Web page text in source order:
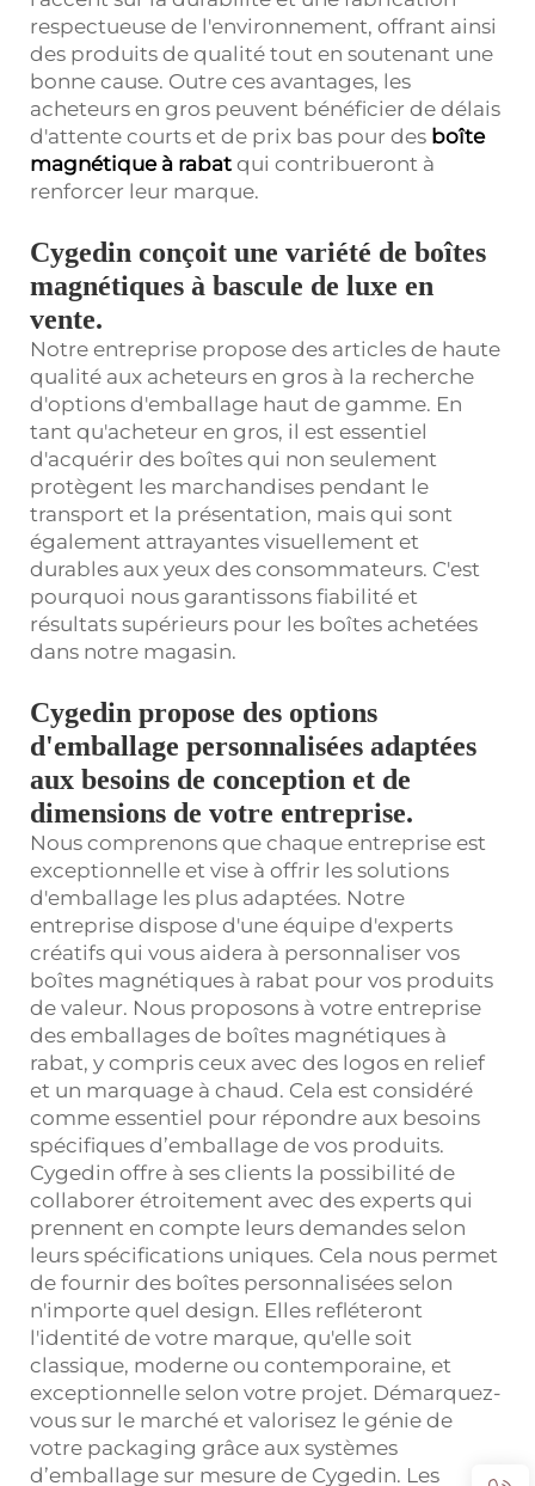
respectueuse de l'environnement, offrant ainsi
des produits de qualité tout en soutenant une
bonne cause. Outre ces avantages, les
acheteurs en gros peuvent bénéficier de délais
d'attente courts et de prix bas pour des boîte
magnétique à rabat qui contribueront à
renforcer leur marque.
Cygedin conçoit une variété de boîtes
magnétiques à bascule de luxe en
vente.
Notre entreprise propose des articles de haute
qualité aux acheteurs en gros à la recherche
d'options d'emballage haut de gamme. En
tant qu'acheteur en gros, il est essentiel
d'acquérir des boîtes qui non seulement
protègent les marchandises pendant le
transport et la présentation, mais qui sont
également attrayantes visuellement et
durables aux yeux des consommateurs. C'est
pourquoi nous garantissons fiabilité et
résultats supérieurs pour les boîtes achetées
dans notre magasin.
Cygedin propose des options
d'emballage personnalisées adaptées
aux besoins de conception et de
dimensions de votre entreprise.
Nous comprenons que chaque entreprise est
exceptionnelle et vise à offrir les solutions
d'emballage les plus adaptées. Notre
entreprise dispose d'une équipe d'experts
créatifs qui vous aidera à personnaliser vos
boîtes magnétiques à rabat pour vos produits
de valeur. Nous proposons à votre entreprise
des emballages de boîtes magnétiques à
rabat, y compris ceux avec des logos en relief
et un marquage à chaud. Cela est considéré
comme essentiel pour répondre aux besoins
spécifiques d’emballage de vos produits.
Cygedin offre à ses clients la possibilité de
collaborer étroitement avec des experts qui
prennent en compte leurs demandes selon
leurs spécifications uniques. Cela nous permet
de fournir des boîtes personnalisées selon
n'importe quel design. Elles refléteront
l'identité de votre marque, qu'elle soit
classique, moderne ou contemporaine, et
exceptionnelle selon votre projet. Démarquez-
vous sur le marché et valorisez le génie de
votre packaging grâce aux systèmes
d’emballage sur mesure de Cygedin. Les